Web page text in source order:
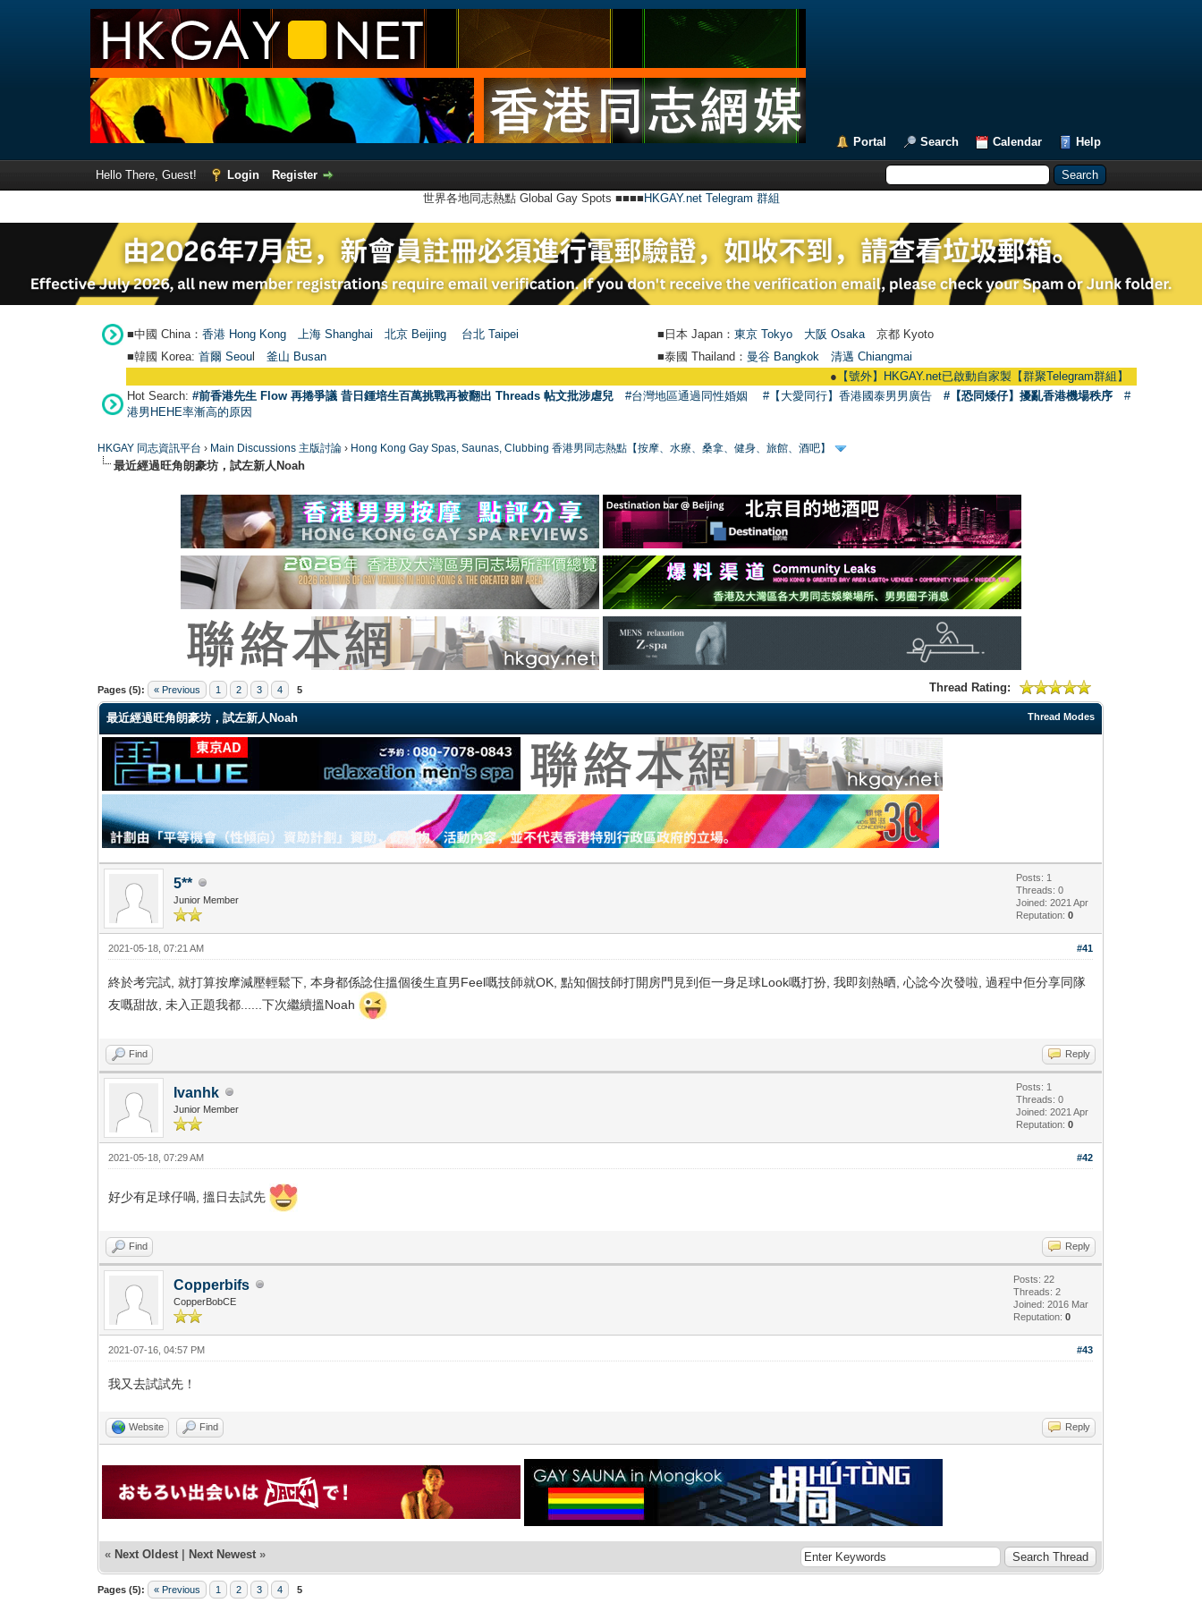
Portal Search Calendar Help
Hello There, Guest! Login
Register
世界各地同志熱點 Global Gay Spots ■■■■ HKGAY.net Telegram 群組
■中國 China： 香港 Hong Kong 上海 Shanghai 北京 Beijing 台北 Taipei ■日本 Japan： 東京 Tokyo 大阪 Osaka 京都 Kyoto
■韓國 Korea: 首爾 Seou 釜山 Busan ■泰國 Thailand： 曼谷 Bangkok
清邁 Chiangmai
【號外】HKGAY.net已啟動自家製【群聚Telegram群組】 HKGAY.net has
Hot Search: #前香港先生 Flow 再捲爭議 昔日鍾培生百萬挑戰再被翻出 Threads 帖文批涉虐兒 #台灣地區通過同性婚姻 #【大愛同行】香港國泰男男廣告 #【恐同矮仔】擾亂香港機場秩序
#
港男HEHE率漸高的原因
HKGAY 同志資訊平台 › Main Discussions 主版討論 › Hong Kong Gay Spas, Saunas, Clubbing 香港男同志熱點【按摩、水療、桑拿、健身、旅館、酒吧】
最近經過旺角朗豪坊，試左新人Noah
Pages (5): « Previous 1 2 3 4 5 Thread Rating:
1 Vote(s) - 5 Average
1
2
3
4
5
Thread Modes
最近經過旺角朗豪坊，試左新人Noah
5**
Junior Member
Posts: 1
Threads: 0
Joined: 2021 Apr
Reputation:0
#41
2021-05-18, 07:21 AM
終於考完試, 就打算按摩減壓輕鬆下, 本身都係諗住搵個後生直男Feel嘅技師就OK, 點知個技師打開房門見到佢一身足球Look嘅打扮, 我即刻熱晒, 心諗今次發啦, 過程中佢分享同隊
友嘅甜故, 未入正題我都......下次繼續搵Noah
Find Reply
Ivanhk
Junior Member
Posts: 1
Threads: 0
Joined: 2021 Apr
Reputation:0
#42
2021-05-18, 07:29 AM
好少有足球仔喎, 搵日去試先
Find Reply
Copperbifs
CopperBobCE
Posts: 22
Threads: 2
Joined: 2016 Mar
Reputation:0
#43
2021-07-16, 04:57 PM
我又去試試先！
Website Find Reply
« Next Oldest | Next Newest »
Pages (5): « Previous 1 2 3 4 5